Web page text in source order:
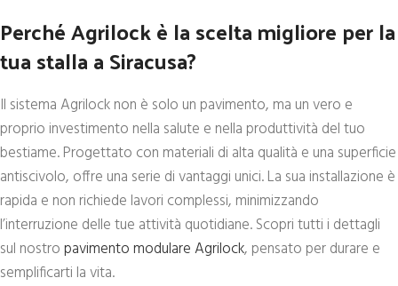
Perché Agrilock è la scelta migliore per la
tua stalla a Siracusa?
Il sistema Agrilock non è solo un pavimento, ma un vero e
proprio investimento nella salute e nella produttività del tuo
bestiame. Progettato con materiali di alta qualità e una superficie
antiscivolo, offre una serie di vantaggi unici. La sua installazione è
rapida e non richiede lavori complessi, minimizzando
l’interruzione delle tue attività quotidiane. Scopri tutti i dettagli
sul nostropavimento modulare Agrilock, pensato per durare e
semplificarti la vita.